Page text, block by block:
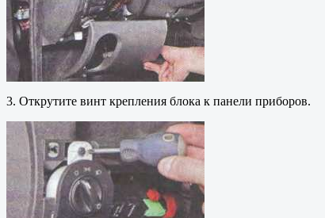
3. Открутите винт крепления блока к панели приборов.